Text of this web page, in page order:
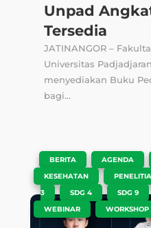
Unpad
Tersedia
JATINANGOR –
Universitas
menyediakan Buku
bagi...
BERITA AGENDA
KESEHATAN
3
SDG 4 SDG 9
WEBINAR